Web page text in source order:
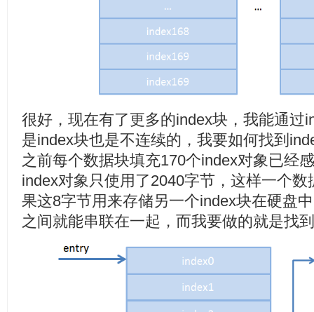
很好，现在有了更多的index块，我能通过
是index块也是不连续的，我要如何找到
之前每个数据块填充170个index对象已经
index对象只使用了2040字节，这样一个
果这8字节用来存储另一个index块在硬盘
之间就能串联在一起，而我要做的就是找